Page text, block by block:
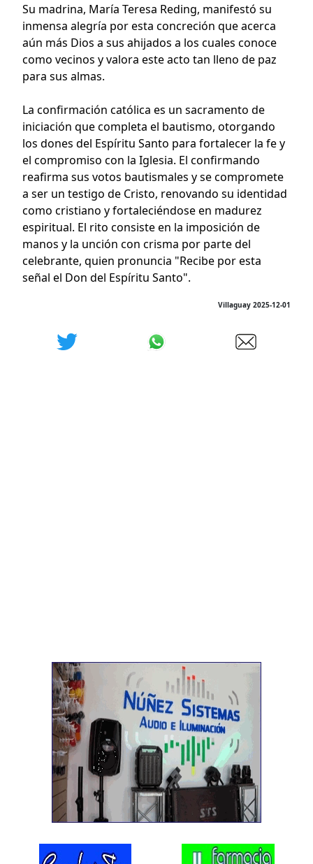
Su madrina, María Teresa Reding, manifestó su
inmensa alegría por esta concreción que acerca
aún más Dios a sus ahijados a los cuales conoce
como vecinos y valora este acto tan lleno de paz
para sus almas.
La confirmación católica es un sacramento de
iniciación que completa el bautismo, otorgando
los dones del Espíritu Santo para fortalecer la fe y
el compromiso con la Iglesia. El confirmando
reafirma sus votos bautismales y se compromete
a ser un testigo de Cristo, renovando su identidad
como cristiano y fortaleciéndose en madurez
espiritual. El rito consiste en la imposición de
manos y la unción con crisma por parte del
celebrante, quien pronuncia "Recibe por esta
señal el Don del Espíritu Santo".
Villaguay 2025-12-01